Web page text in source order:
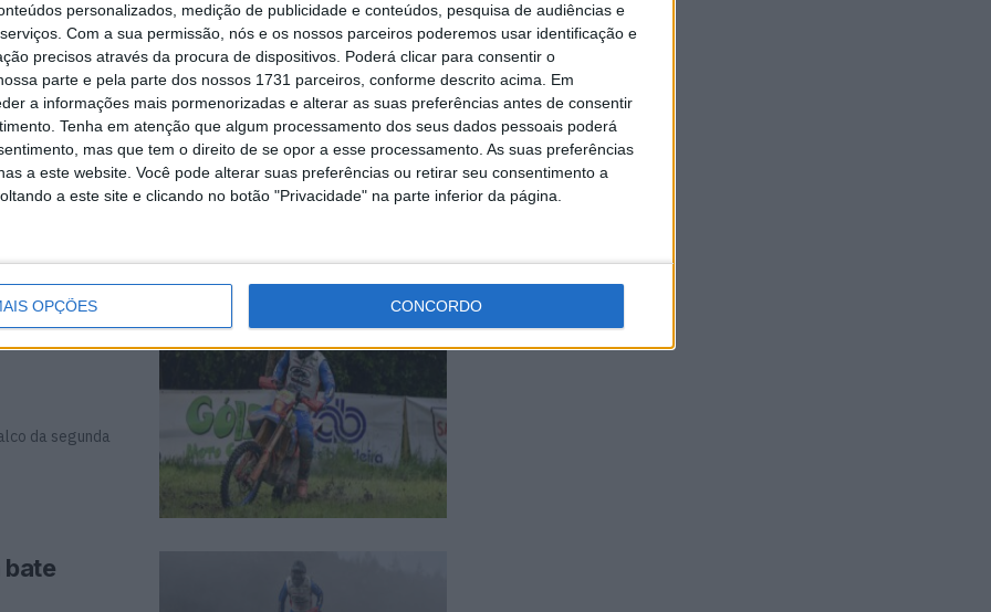
personalizados, medição de publicidade e conteúdos, pesquisa de audiências e
Com a sua permissão, nós e os nossos parceiros poderemos usar identificação e
precisos através da procura de dispositivos. Poderá clicar para consentir o
parte e pela parte dos nossos 1731 parceiros, conforme descrito acima. Em
a informações mais pormenorizadas e alterar as suas preferências antes de consentir
Tenha em atenção que algum processamento dos seus dados pessoais poderá
mas que tem o direito de se opor a esse processamento. As suas preferências
a este website. Você pode alterar suas preferências ou retirar seu consentimento a
a este site e clicando no botão "Privacidade" na parte inferior da página.
OPÇÕES CONCORDO
da segunda
de Diogo
da segunda
bate